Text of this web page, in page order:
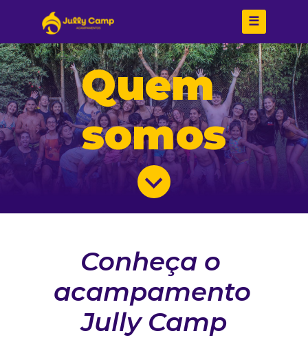
☰
Quem
somos
Conheça o
acampamento
Jully Camp